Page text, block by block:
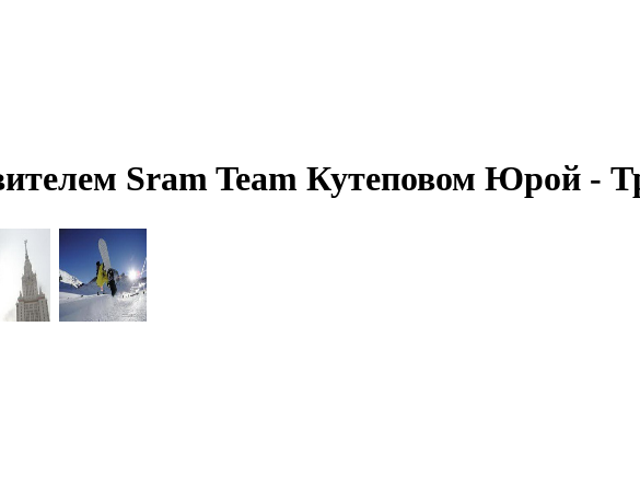
Sram Team Кутеповом Юрой -